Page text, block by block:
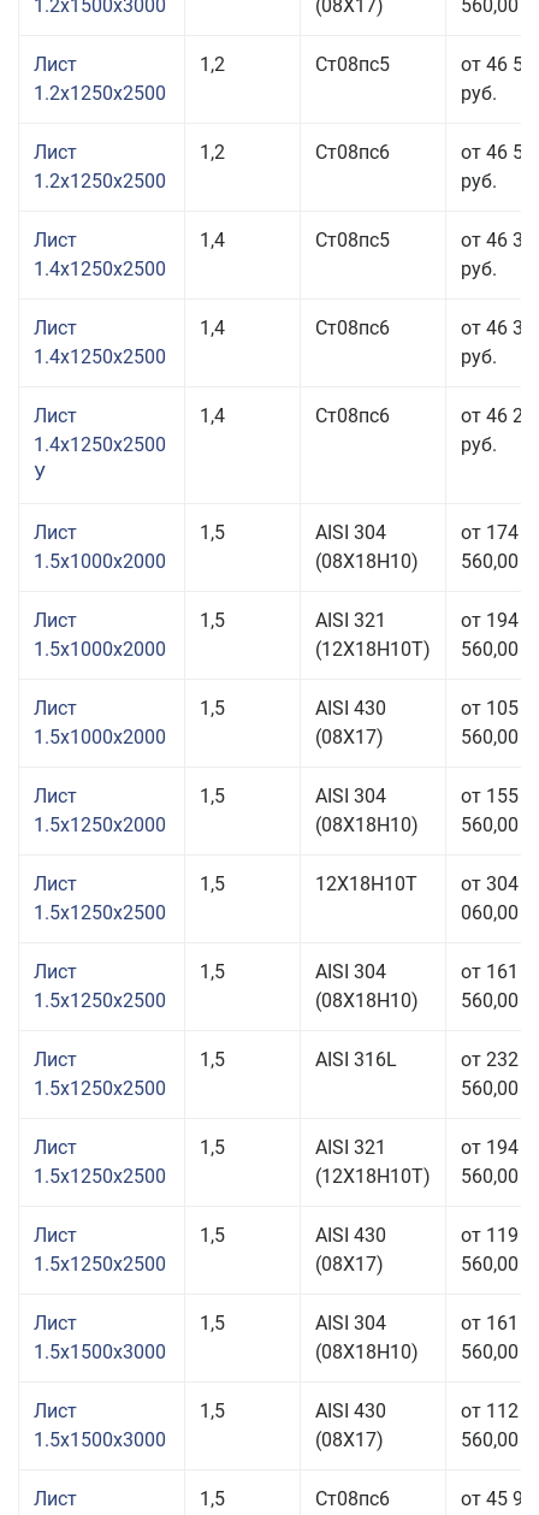
1.2x1500x3000 (08Х17) 560,00
Лист
1.2x1250x2500
1,2 Ст08пс5
от 46
руб.
Лист
1.2x1250x2500
1,2 Ст08пс6
от 46
руб.
Лист
1.4x1250x2500
1,4 Ст08пс5
от 46
руб.
Лист
1.4x1250x2500
1,4 Ст08пс6
от 46
руб.
Лист
1.4x1250x2500
У
1,4 Ст08пс6
от 46
руб.
Лист
1.5x1000x2000
1,5
AISI 304
(08Х18Н10)
от 174
560,00
Лист
1.5x1000x2000
1,5
AISI 321
(12Х18Н10Т)
от 194
560,00
Лист
1.5x1000x2000
1,5
AISI 430
(08Х17)
от 105
560,00
Лист
1.5x1250x2000
1,5
AISI 304
(08Х18Н10)
от 155
560,00
Лист
1.5x1250x2500
1,5 12Х18Н10Т
от 304
060,00
Лист
1.5x1250x2500
1,5
AISI 304
(08Х18Н10)
от 161
560,00
Лист
1.5x1250x2500
1,5 AISI 316L
от 232
560,00
Лист
1.5x1250x2500
1,5
AISI 321
(12Х18Н10Т)
от 194
560,00
Лист
1.5x1250x2500
1,5
AISI 430
(08Х17)
от 119
560,00
Лист
1.5x1500x3000
1,5
AISI 304
(08Х18Н10)
от 161
560,00
Лист
1.5x1500x3000
1,5
AISI 430
(08Х17)
от 112
560,00
Лист
1,5 Ст08пс6
от 45